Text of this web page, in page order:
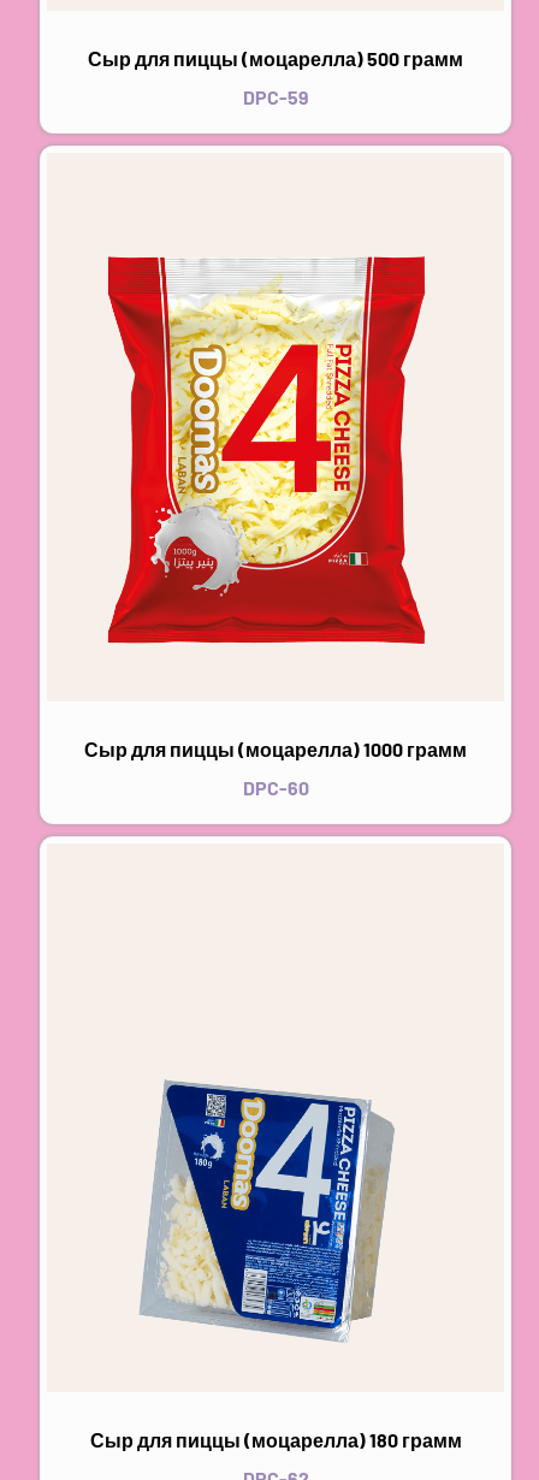
Сыр для пиццы (моцарелла) 500 грамм
DPC-59
Сыр для пиццы (моцарелла) 1000 грамм
DPC-60
Сыр для пиццы (моцарелла) 180 грамм